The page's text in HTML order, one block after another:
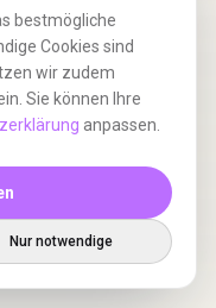
bestmögliche
Cookies sind
wir zudem
Sie können Ihre
anpassen.
Nur notwendige